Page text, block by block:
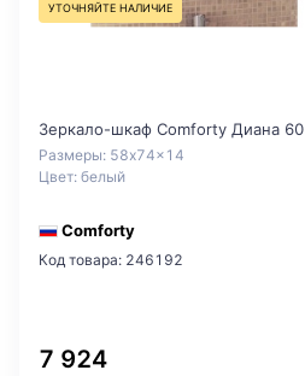
УТОЧНЯЙТЕ НАЛИЧИЕ
Зеркало-шкаф Comforty Диана 60
Размеры: 58x74x14
Цвет: белый
Comforty
Код товара: 246192
7 924